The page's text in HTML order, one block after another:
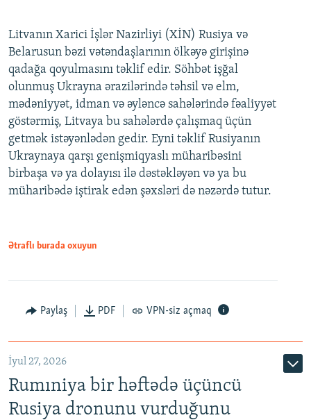
Litvanın Xarici İşlər Nazirliyi (XİN) Rusiya və
Belarusun bəzi vətəndaşlarının ölkəyə girişinə
qadağa qoyulmasını təklif edir. Söhbət işğal
olunmuş Ukrayna ərazilərində təhsil və elm,
mədəniyyət, idman və əyləncə sahələrində fəaliyyət
göstərmiş, Litvaya bu sahələrdə çalışmaq üçün
getmək istəyənlədən gedir. Eyni təklif Rusiyanın
Ukraynaya qarşı genişmiqyaslı müharibəsini
birbaşa və ya dolayısı ilə dəstəkləyən və ya bu
müharibədə iştirak edən şəxsləri də nəzərdə tutur.
Ətraflı burada oxuyun
Paylaş PDF VPN-siz açmaq
İyul 27, 2026
Rumıniya bir həftədə üçüncü
Rusiya dronunu vurduğunu